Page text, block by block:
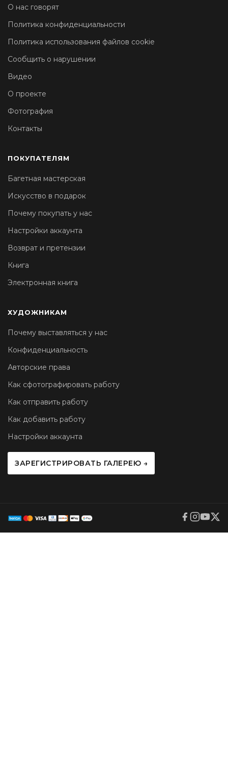
О нас говорят
Политика конфиденциальности
Политика использования файлов cookie
Сообщить о нарушении
Видео
О проекте
Фотография
Контакты
ПОКУПАТЕЛЯМ
Багетная мастерская
Искусство в подарок
Почему покупать у нас
Настройки аккаунта
Возврат и претензии
Книга
Электронная книга
ХУДОЖНИКАМ
Почему выставляться у нас
Конфиденциальность
Авторские права
Как сфотографировать работу
Как отправить работу
Как добавить работу
Настройки аккаунта
ЗАРЕГИСТРИРОВАТЬ ГАЛЕРЕЮ →